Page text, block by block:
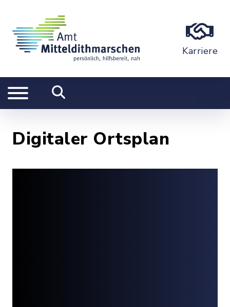
Karriere
Digitaler Ortsplan